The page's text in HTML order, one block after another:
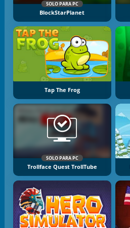
SOLO PARA PC
BlockStarPlanet
Tap The Frog
SOLO PARA PC
Trollface Quest TrollTube